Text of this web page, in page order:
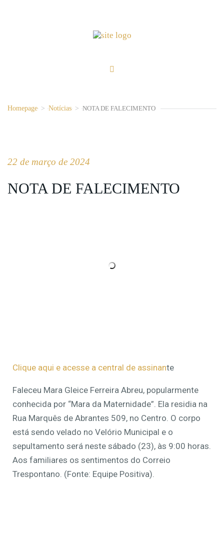
Homepage > Notícias > NOTA DE FALECIMENTO
22 de março de 2024
NOTA DE FALECIMENTO
Clique aqui e acesse a central de assinante
Faleceu Mara Gleice Ferreira Abreu, popularmente
conhecida por “Mara da Maternidade”. Ela residia na
Rua Marquês de Abrantes 509, no Centro. O corpo
está sendo velado no Velório Municipal e o
sepultamento será neste sábado (23), às 9:00 horas.
Aos familiares os sentimentos do Correio
Trespontano. (Fonte: Equipe Positiva).